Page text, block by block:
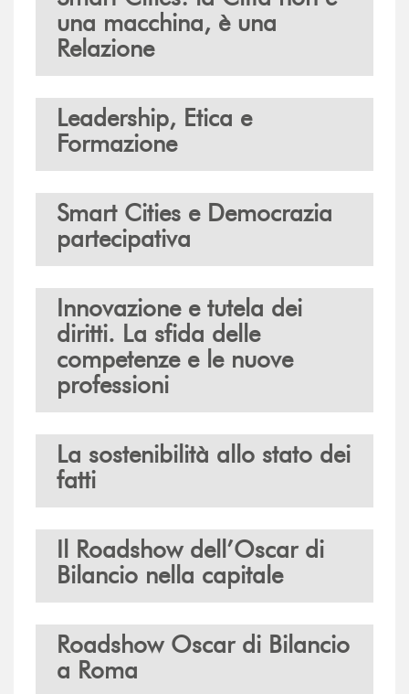
una macchina, è una
Relazione
Leadership, Etica e
Formazione
Smart Cities e Democrazia
partecipativa
Innovazione e tutela dei
diritti. La sfida delle
competenze e le nuove
professioni
La sostenibilità allo stato dei
fatti
Il Roadshow dell’Oscar di
Bilancio nella capitale
Roadshow Oscar di Bilancio
a Roma